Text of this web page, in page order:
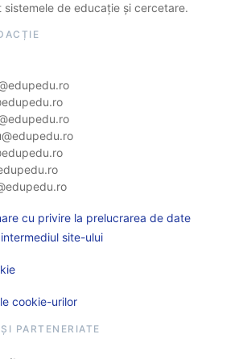
sistemele de educație și cercetare.
cu privire la prelucrarea de date
site-ului
cookie-urilor
PARTENERIATE